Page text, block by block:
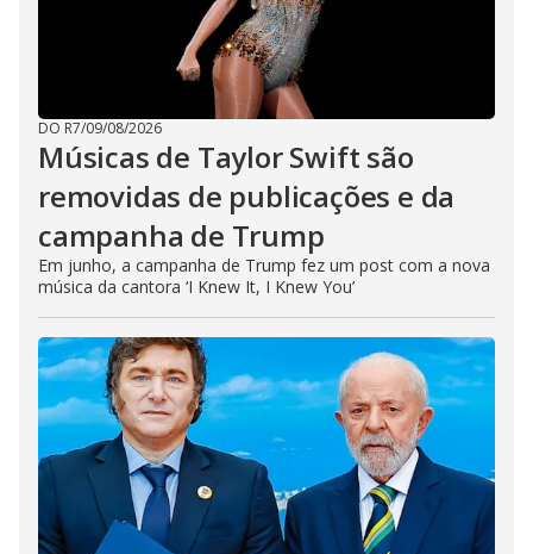
DO R7/09/08/2026
Músicas de Taylor Swift são
removidas de publicações e da
campanha de Trump
Em junho, a campanha de Trump fez um post com a nova
música da cantora ‘I Knew It, I Knew You’